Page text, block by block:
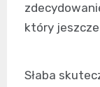
który
Słaba